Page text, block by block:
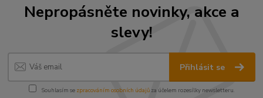
Nepropásněte novinky, akce a
slevy!
Přihlásit se
Souhlasím se zpracováním osobních údajůza účelem rozesílky newsletteru.